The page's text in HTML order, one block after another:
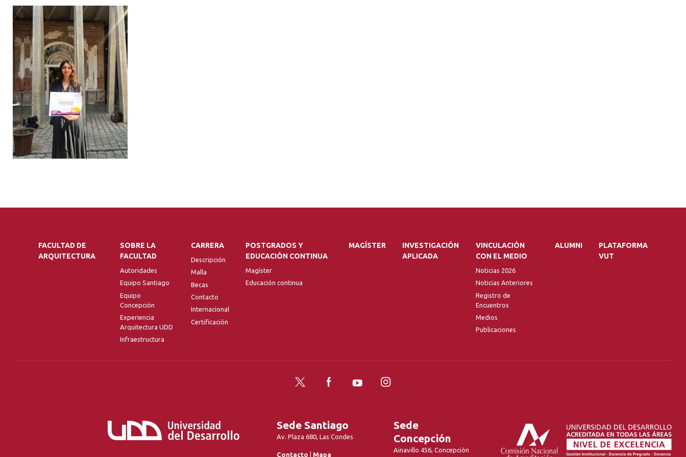
FACULTAD DE
ARQUITECTURA
SOBRE LA
FACULTAD
Autoridades
Equipo Santiago
Equipo
Concepción
Experiencia
Arquitectura UDD
Infraestructura
CARRERA
Descripción
Malla
Becas
Contacto
Internacional
Certificación
POSTGRADOS Y
EDUCACIÓN CONTINUA
Magíster
Educación continua
MAGÍSTER
INVESTIGACIÓN
APLICADA
VINCULACIÓN
CON EL MEDIO
Noticias 2026
Noticias Anteriores
Registro de
Encuentros
Medios
Publicaciones
ALUMNI
PLATAFORMA
VUT
Twitter FacebookYouTubeInstagram
Sede Santiago
Av. Plaza 680, Las Condes
Contacto | Mapa
Sede
Concepción
Ainavillo 456, Concepción